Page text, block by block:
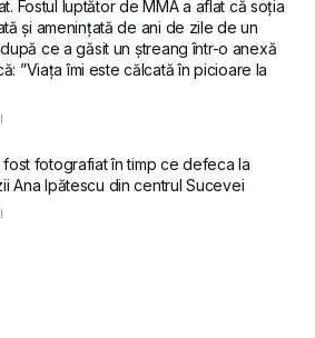
Fostul luptător de MMA a aflat că soția
și amenințată de ani de zile de un
după ce a găsit un ștreang într-o anexă
”Viața îmi este călcată în picioare la
fotografiat în timp ce defeca la
Ana Ipătescu din centrul Sucevei